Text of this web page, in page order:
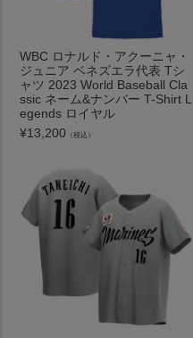
WBC ロナルド・アクーニャ・
ジュニア ベネズエラ代表 Tシ
ャツ 2023 World Baseball Cla
ssic ネーム&ナンバー T-Shirt L
egends ロイヤル
¥13,200 （税込）